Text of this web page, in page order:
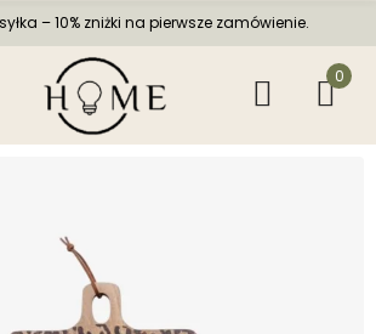
– 10% zniżki na pierwsze zamówienie.
0